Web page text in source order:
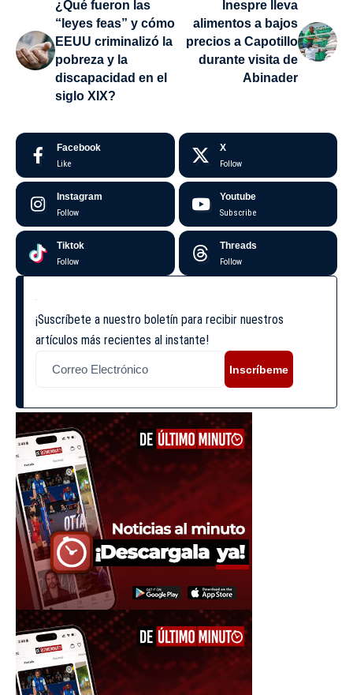
¿Qué fueron las
“leyes feas” y cómo
EEUU criminalizó la
pobreza y la
discapacidad en el
siglo XIX?
Inespre lleva
alimentos a bajos
precios a Capotillo
durante visita de
Abinader
Facebook
Like
X
Follow
Instagram
Follow
Youtube
Subscribe
Tiktok
Follow
Threads
Follow
¡Suscríbete a nuestro boletín para recibir nuestros
artículos más recientes al instante!
Inscríbeme